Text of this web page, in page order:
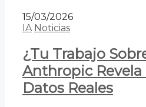
15/03/2026
IA Noticias
¿Tu Trabajo
Anthropic Revela
Datos Reales